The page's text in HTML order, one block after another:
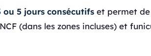
ou 5 jours consécutifs et permet
(dans les zones incluses) et